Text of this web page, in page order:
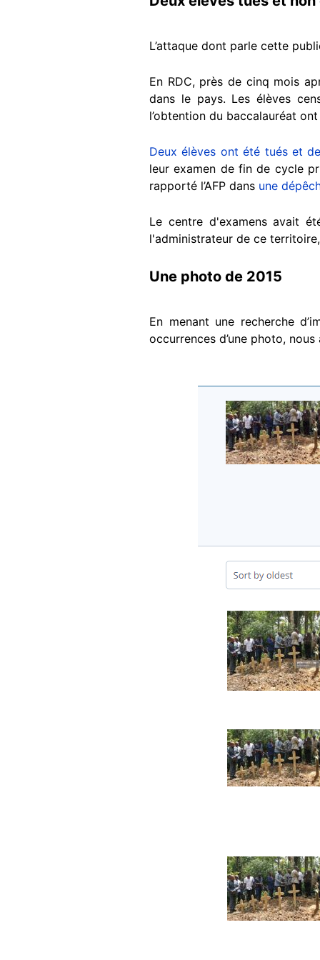
L’attaque dont parle cette
En RDC, près de cinq mois
dans le pays. Les élèves
l’obtention du baccalauréat
Deux élèves ont été tués et
leur examen de fin de cycle
rapporté l’AFP dans une
Le centre d'examens avait
l'administrateur de ce
Une photo de 2015
En menant une recherche
occurrences d’une photo,